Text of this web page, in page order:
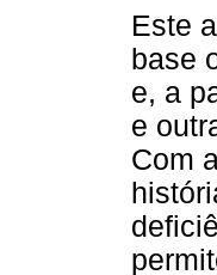
Este
base
e, a
e
Com